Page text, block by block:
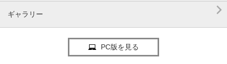
ギャラリー 
PC版を見る